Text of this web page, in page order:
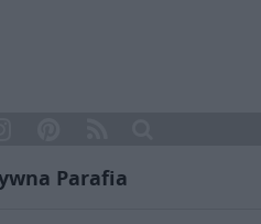
Parafia